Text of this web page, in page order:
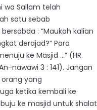
wa Sallam telah
satu sebab
: ”Maukah kalian
derajad?” Para
ke Masjid …” (HR.
nawawi 3 : 141). Jangan
yang
ketika kembali ke
ke masjid untuk shalat